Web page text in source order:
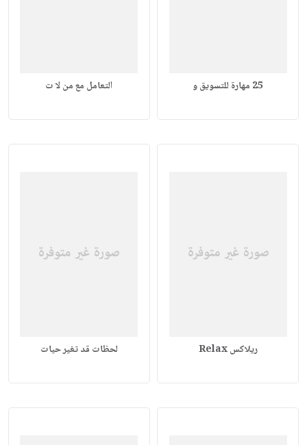
25 مهارة للتسويق و التعامل مع من لا ت
ريلاكس Relax لحظات قد تغير حيات